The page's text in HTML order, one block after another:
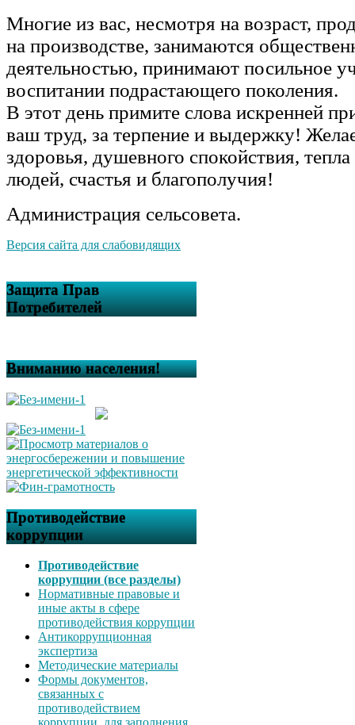
Многие из вас, несмотря на возраст,
на производстве, занимаются
деятельностью, принимают посильное
воспитании подрастающего поколения.
В этот день примите слова искренней
ваш труд, за терпение и выдержку!
здоровья, душевного спокойствия,
людей, счастья и благополучия!
Администрация сельсовета.
Версия сайта для слабовидящих
Защита Прав
Потребителей
Вниманию населения!
Противодействие
коррупции
Противодействие
коррупции (все разделы)
Нормативные правовые и
иные акты в сфере
противодействия коррупции
Антикоррупционная
экспертиза
Методические материалы
Формы документов,
связанных с
противодействием